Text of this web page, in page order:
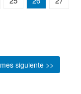
mes siguiente >>